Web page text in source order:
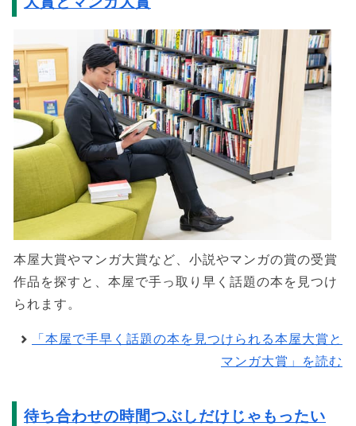
本屋大賞やマンガ大賞など、小説やマンガの賞の受賞
作品を探すと、本屋で手っ取り早く話題の本を見つけ
られます。
「本屋で手早く話題の本を見つけられる本屋大賞と
マンガ大賞」を読む
待ち合わせの時間つぶしだけじゃもったい